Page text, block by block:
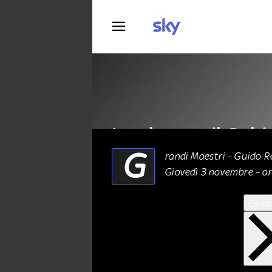
La pittura di
ARTE 02 Novembre 2022
G
randi Maestri – Guido
Giovedì 3 novembre –